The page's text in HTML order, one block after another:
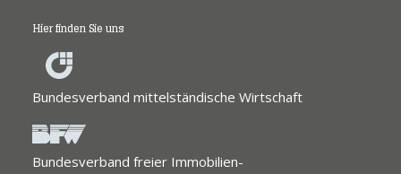
Hier finden Sie uns
Bundesverband mittelständische Wirtschaft
Bundesverband freier Immobilien-